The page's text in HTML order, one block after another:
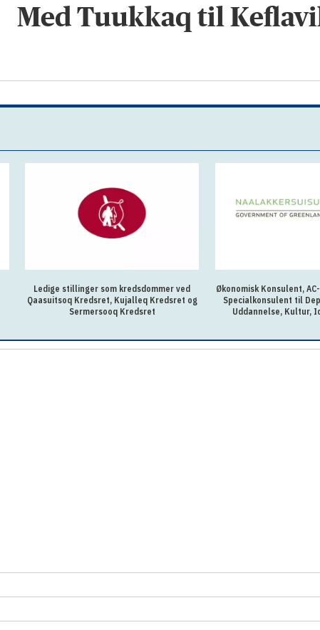
Med Tuukkaq til
Ledige stillinger som kredsdommer ved
Qaasuitsoq Kredsret, Kujalleq Kredsret og
Sermersooq Kredsret
Økonomisk Konsulent,
Specialkonsulent til
Uddannelse, Kultur,